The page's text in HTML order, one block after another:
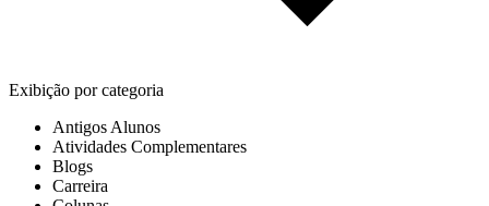
Exibição por categoria
Antigos Alunos
Atividades Complementares
Blogs
Carreira